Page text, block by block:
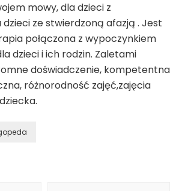
mowy, dla dzieci z
dzieci ze stwierdzoną afazją . Jest
połączona z wypoczynkiem
dzieci i ich rodzin. Zaletami
doświadczenie, kompetentna
różnorodność zajęć,zajęcia